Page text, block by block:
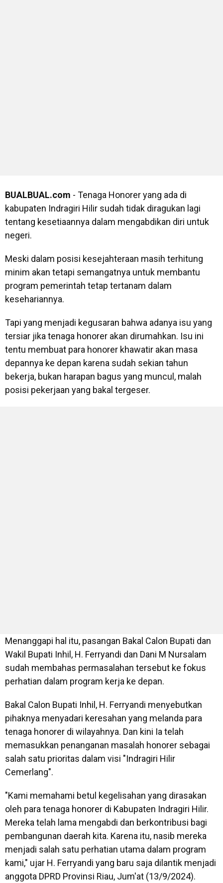
BUALBUAL.com - Tenaga Honorer yang ada di
kabupaten Indragiri Hilir sudah tidak diragukan lagi
tentang kesetiaannya dalam mengabdikan diri untuk
negeri.
Meski dalam posisi kesejahteraan masih terhitung
minim akan tetapi semangatnya untuk membantu
program pemerintah tetap tertanam dalam
kesehariannya.
Tapi yang menjadi kegusaran bahwa adanya isu yang
tersiar jika tenaga honorer akan dirumahkan. Isu ini
tentu membuat para honorer khawatir akan masa
depannya ke depan karena sudah sekian tahun
bekerja, bukan harapan bagus yang muncul, malah
posisi pekerjaan yang bakal tergeser.
Menanggapi hal itu, pasangan Bakal Calon Bupati dan
Wakil Bupati Inhil, H. Ferryandi dan Dani M Nursalam
sudah membahas permasalahan tersebut ke fokus
perhatian dalam program kerja ke depan.
Bakal Calon Bupati Inhil, H. Ferryandi menyebutkan
pihaknya menyadari keresahan yang melanda para
tenaga honorer di wilayahnya. Dan kini Ia telah
memasukkan penanganan masalah honorer sebagai
salah satu prioritas dalam visi "Indragiri Hilir
Cemerlang".
"Kami memahami betul kegelisahan yang dirasakan
oleh para tenaga honorer di Kabupaten Indragiri Hilir.
Mereka telah lama mengabdi dan berkontribusi bagi
pembangunan daerah kita. Karena itu, nasib mereka
menjadi salah satu perhatian utama dalam program
kami," ujar H. Ferryandi yang baru saja dilantik menjadi
anggota DPRD Provinsi Riau, Jum'at (13/9/2024).